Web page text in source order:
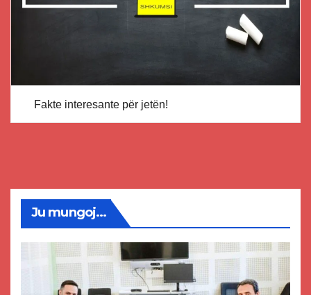
Fakte interesante për jetën!
Ju mungoj...